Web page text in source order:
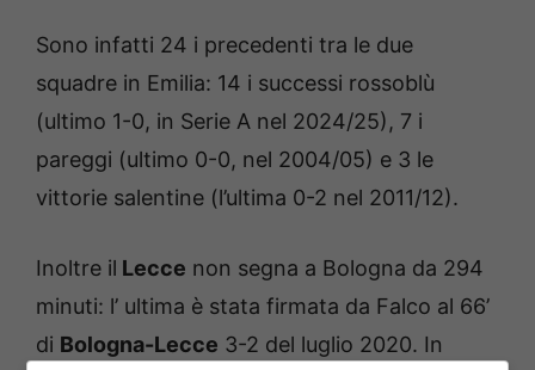
Sono infatti 24 i precedenti tra le due
squadre in Emilia: 14 i successi rossoblù
(ultimo 1-0, in Serie A nel 2024/25), 7 i
pareggi (ultimo 0-0, nel 2004/05) e 3 le
vittorie salentine (l’ultima 0-2 nel 2011/12).
Inoltre il Lecce non segna a Bologna da 294
minuti: l’ ultima è stata firmata da Falco al 66’
di Bologna-Lecce 3-2 del luglio 2020. In